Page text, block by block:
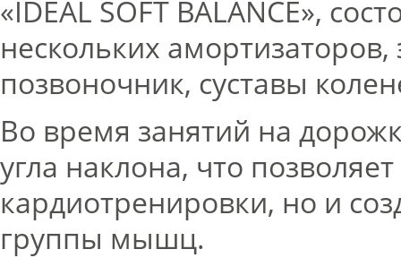
«IDEAL SOFT BALANCE»,
нескольких
позвоночник, суставы
Во время занятий на
угла наклона, что
кардиотренировки, но и
группы мышц.